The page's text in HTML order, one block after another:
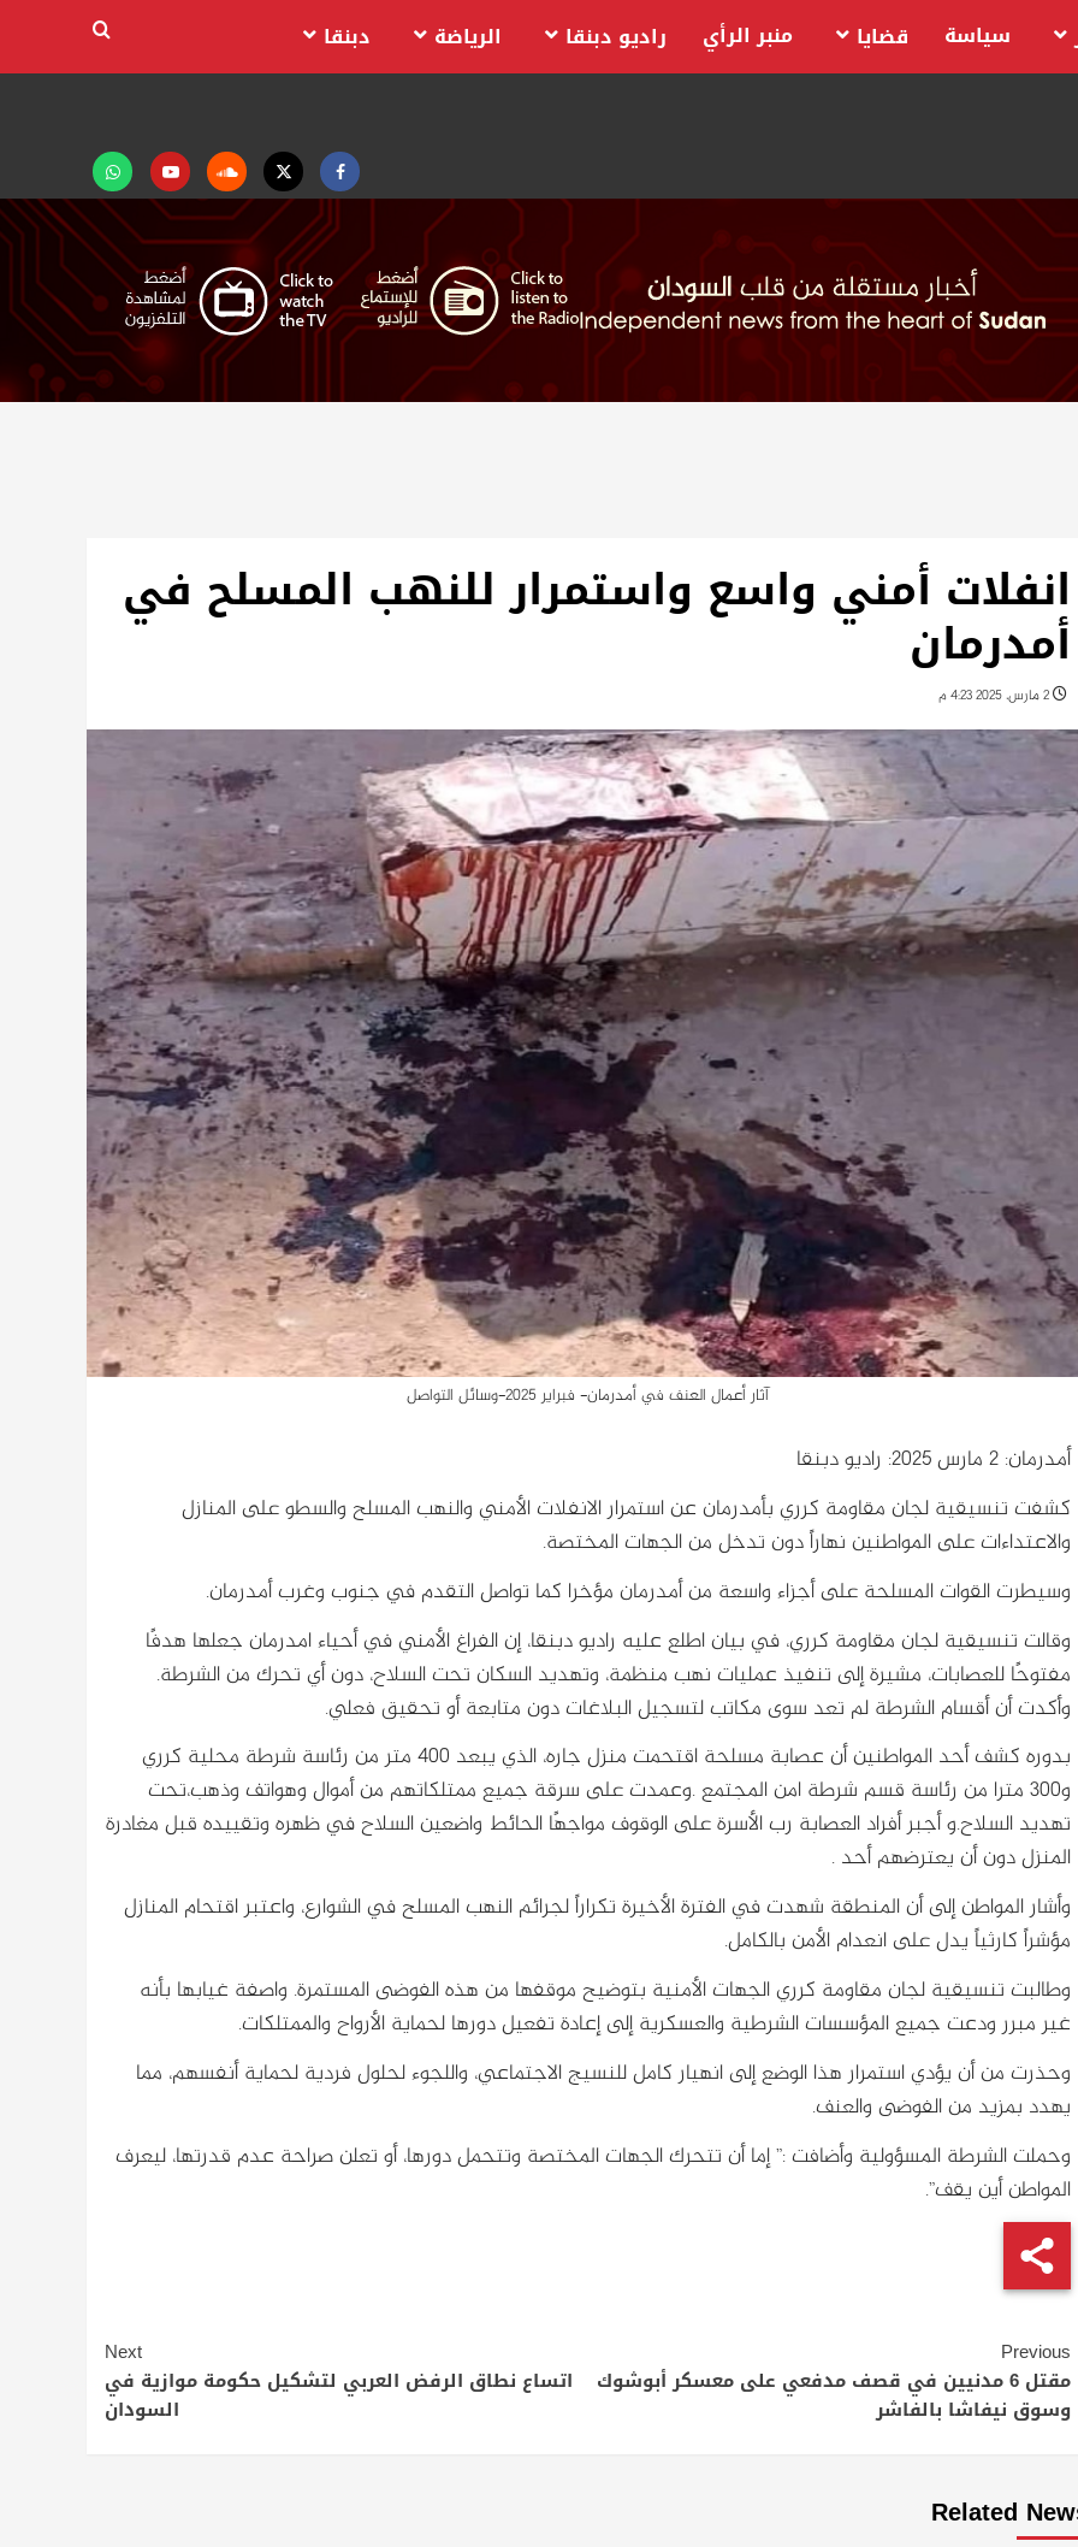
Facebook
Twitter
Soundcloud
Youtubeتابعنا
على
واتساب
سياسة قضايا منبر الرأي راديو دبنقا الرياضة دبنقا
انفلات أمني واسع واستمرار للنهب المسلح في
أمدرمان
2 مارس، 2025 4:23 م
آثار أعمال العنف في أمدرمان- فبراير 2025-وسائل التواصل
أمدرمان: 2 مارس 2025: راديو دبنقا
كشفت تنسيقية لجان مقاومة كرري بأمدرمان عن استمرار الانفلات الأمني والنهب المسلح والسطو على المنازل
والاعتداءات على المواطنين نهاراً دون تدخل من الجهات المختصة.
وسيطرت القوات المسلحة على أجزاء واسعة من أمدرمان مؤخرا كما تواصل التقدم في جنوب وغرب أمدرمان.
وقالت تنسيقية لجان مقاومة كرري، في بيان اطلع عليه راديو دبنقا، إن الفراغ الأمني في أحياء امدرمان جعلها هدفًا
مفتوحًا للعصابات، مشيرة إلى تنفيذ عمليات نهب منظمة، وتهديد السكان تحت السلاح، دون أي تحرك من الشرطة.
وأكدت أن أقسام الشرطة لم تعد سوى مكاتب لتسجيل البلاغات دون متابعة أو تحقيق فعلي.
بدوره كشف أحد المواطنين أن عصابة مسلحة اقتحمت منزل جاره، الذي يبعد 400 متر من رئاسة شرطة محلية كرري
و300 مترا من رئاسة قسم شرطة امن المجتمع .وعمدت على سرقة جميع ممتلكاتهم من أموال وهواتف وذهب،تحت
تهديد السلاح.و أجبر أفراد العصابة رب الأسرة على الوقوف مواجهًا الحائط واضعين السلاح في ظهره وتقييده قبل مغادرة
المنزل دون أن يعترضهم أحد .
وأشار المواطن إلى أن المنطقة شهدت في الفترة الأخيرة تكراراً لجرائم النهب المسلح في الشوارع، واعتبر اقتحام المنازل
مؤشراً كارثياً يدل على انعدام الأمن بالكامل.
وطالبت تنسيقية لجان مقاومة كرري الجهات الأمنية بتوضيح موقفها من هذه الفوضى المستمرة. واصفة غيابها بأنه
غير مبرر ودعت جميع المؤسسات الشرطية والعسكرية إلى إعادة تفعيل دورها لحماية الأرواح والممتلكات.
وحذرت من أن يؤدي استمرار هذا الوضع إلى انهيار كامل للنسيج الاجتماعي، واللجوء لحلول فردية لحماية أنفسهم، مما
يهدد بمزيد من الفوضى والعنف.
وحملت الشرطة المسؤولية وأضافت :” إما أن تتحرك الجهات المختصة وتتحمل دورها، أو تعلن صراحة عدم قدرتها، ليعرف
المواطن أين يقف”.
Continue
Reading
Previous
مقتل 6 مدنيين في قصف مدفعي على معسكر أبوشوك
وسوق نيفاشا بالفاشر
Next
اتساع نطاق الرفض العربي لتشكيل حكومة موازية في
السودان
Related